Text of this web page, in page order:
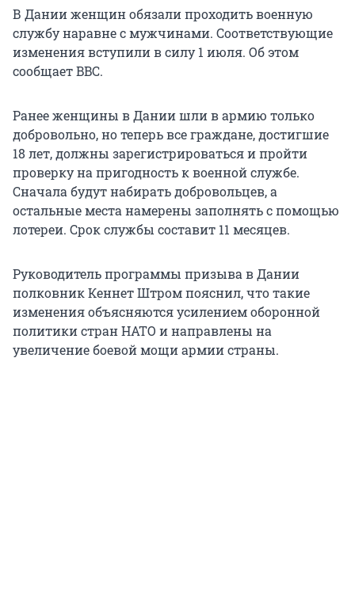
В Дании женщин обязали проходить военную
службу наравне с мужчинами. Соответствующие
изменения вступили в силу 1 июля. Об этом
сообщает BBC.
Ранее женщины в Дании шли в армию только
добровольно, но теперь все граждане, достигшие
18 лет, должны зарегистрироваться и пройти
проверку на пригодность к военной службе.
Сначала будут набирать добровольцев, а
остальные места намерены заполнять с помощью
лотереи. Срок службы составит 11 месяцев.
Руководитель программы призыва в Дании
полковник Кеннет Штром пояснил, что такие
изменения объясняются усилением оборонной
политики стран НАТО и направлены на
увеличение боевой мощи армии страны.